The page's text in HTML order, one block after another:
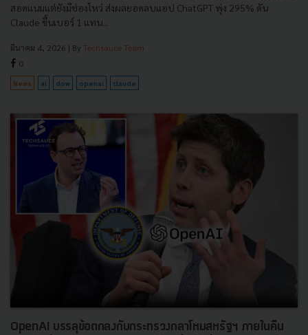
สอดแนมแต่ยังมีช่องโหว่ ส่งผลยอดลบแอป ChatGPT พุ่ง 295% ดัน
Claude ขึ้นเบอร์ 1 แทน...
มีนาคม 4, 2026 | By Techsauce Team
0
News ai dow openai claude
OpenAI บรรลุข้อตกลงกับกระทรวงกลาโหมสหรัฐฯ ภายในคืน